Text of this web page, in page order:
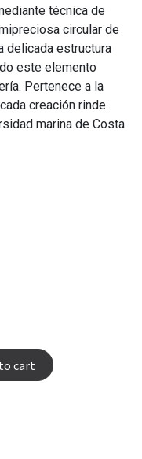
técnica de
circular de
delicada estructura
este elemento
Pertenece a la
creación rinde
marina de Costa
cart